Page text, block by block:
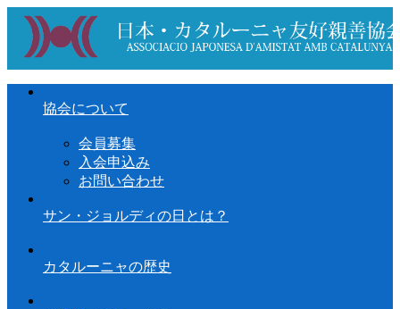
協会について
会員募集
入会申込み
お問い合わせ
サン・ジョルディの日とは？
カタルーニャの歴史